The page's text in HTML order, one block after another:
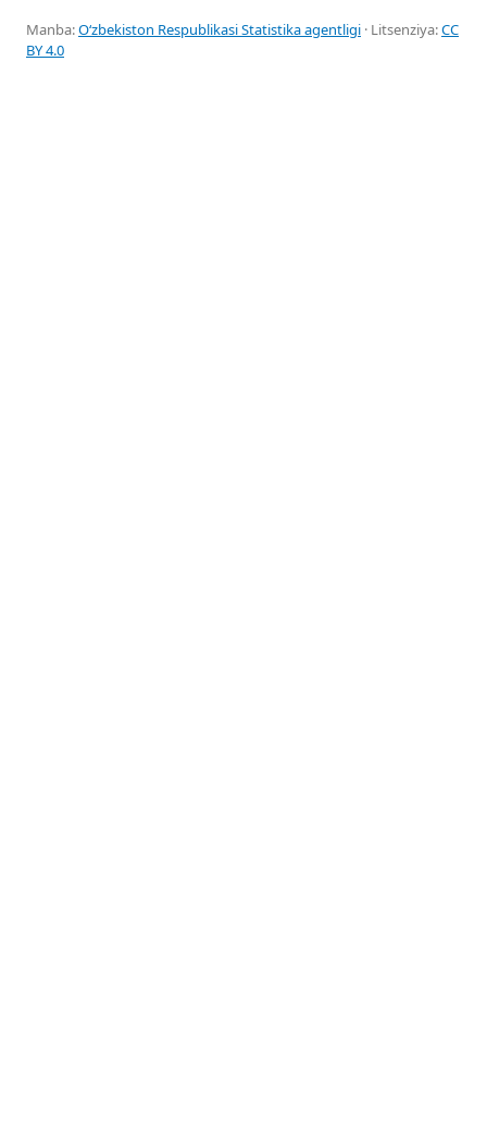
Manba:Oʻzbekiston Respublikasi Statistika agentligi · Litsenziya:CC
BY 4.0